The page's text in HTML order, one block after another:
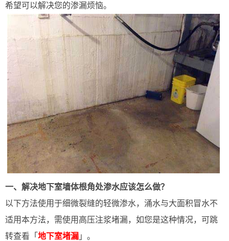
希望可以解决您的渗漏烦恼。
一、解决地下室墙体根角处渗水应该怎么做？
以下方法使用于细微裂缝的轻微渗水，涌水与大面积冒水不
适用本方法，需使用高压注浆堵漏，如您是这种情况，可跳
转查看「 地下室堵漏 」。